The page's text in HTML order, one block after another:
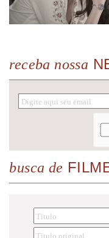
receba nossa
busca de